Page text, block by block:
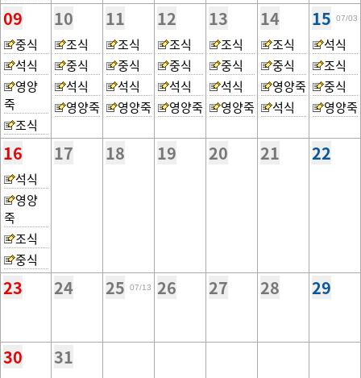
09
중식
석식
영양
죽
조식
10
조식
중식
석식
영양죽
11
조식
중식
석식
영양죽
12
조식
중식
석식
영양죽
13
조식
중식
석식
영양죽
14
조식
중식
영양죽
석식
15 07/03
석식
조식
중식
영양죽
16
석식
영양
죽
조식
중식
17 18 19 20 21 22
23 24 25 07/13 26 27 28 29
30 31